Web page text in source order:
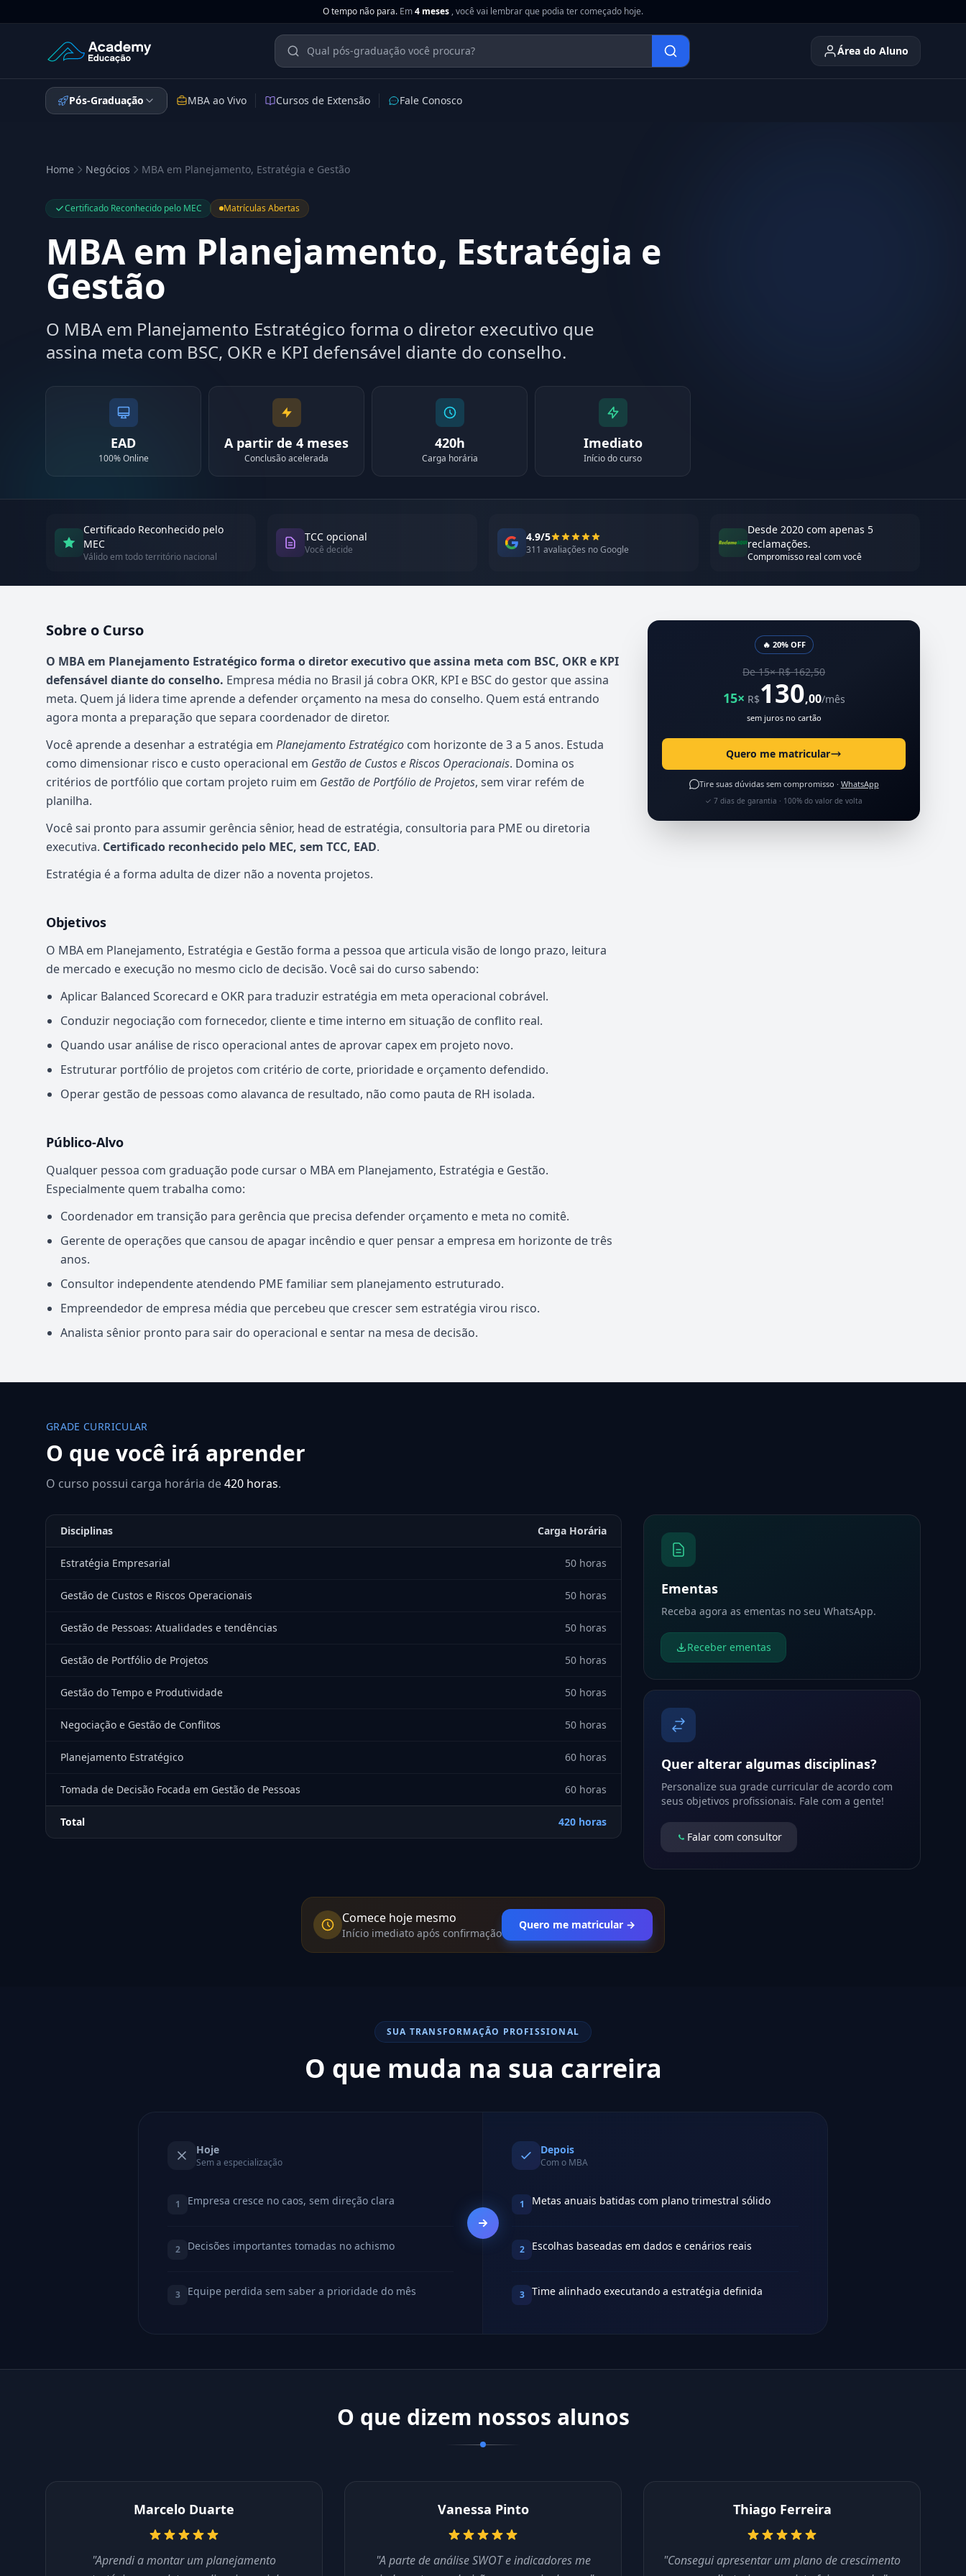
O tempo não para. Em4 meses , você vai lembrar que podia ter começado hoje.
Academy Educação — Página Inicial Área do Aluno
Pós-Graduação MBA ao Vivo Cursos de Extensão Fale Conosco
Home Negócios MBA em Planejamento, Estratégia e Gestão
Certificado Reconhecido pelo MEC Matrículas Abertas
MBA em Planejamento, Estratégia e
Gestão
O MBA em Planejamento Estratégico forma o diretor executivo que
assina meta com BSC, OKR e KPI defensável diante do conselho.
EAD
100% Online
A partir de 4 meses
Conclusão acelerada
420h
Carga horária
Imediato
Início do curso
Certificado Reconhecido pelo
MEC
Válido em todo território nacional
TCC opcional
Você decide
4.9/5
311 avaliações no Google
Desde 2020 com apenas 5
reclamações.
Compromisso real com você
Sobre o Curso
Atualizado em abril de 2026
O MBA em Planejamento Estratégico forma o diretor executivo que assina meta com BSC, OKR e KPI
defensável diante do conselho. Empresa média no Brasil já cobra OKR, KPI e BSC do gestor que assina
meta. Quem já lidera time aprende a defender orçamento na mesa do conselho. Quem está entrando
agora monta a preparação que separa coordenador de diretor.
Você aprende a desenhar a estratégia em Planejamento Estratégico com horizonte de 3 a 5 anos. Estuda
como dimensionar risco e custo operacional em Gestão de Custos e Riscos Operacionais. Domina os
critérios de portfólio que cortam projeto ruim em Gestão de Portfólio de Projetos, sem virar refém de
planilha.
Você sai pronto para assumir gerência sênior, head de estratégia, consultoria para PME ou diretoria
executiva. Certificado reconhecido pelo MEC, sem TCC, EAD.
Estratégia é a forma adulta de dizer não a noventa projetos.
Objetivos
O MBA em Planejamento, Estratégia e Gestão forma a pessoa que articula visão de longo prazo, leitura
de mercado e execução no mesmo ciclo de decisão. Você sai do curso sabendo:
Aplicar Balanced Scorecard e OKR para traduzir estratégia em meta operacional cobrável.
Conduzir negociação com fornecedor, cliente e time interno em situação de conflito real.
Quando usar análise de risco operacional antes de aprovar capex em projeto novo.
Estruturar portfólio de projetos com critério de corte, prioridade e orçamento defendido.
Operar gestão de pessoas como alavanca de resultado, não como pauta de RH isolada.
Público-Alvo
Qualquer pessoa com graduação pode cursar o MBA em Planejamento, Estratégia e Gestão.
Especialmente quem trabalha como:
Coordenador em transição para gerência que precisa defender orçamento e meta no comitê.
Gerente de operações que cansou de apagar incêndio e quer pensar a empresa em horizonte de três
anos.
Consultor independente atendendo PME familiar sem planejamento estruturado.
Empreendedor de empresa média que percebeu que crescer sem estratégia virou risco.
Analista sênior pronto para sair do operacional e sentar na mesa de decisão.
🔥 20% OFF
De 15× R$ 162,50
15× R$130,00/mês
sem juros no cartão
Quero me matricular
Tire suas dúvidas sem compromisso · WhatsApp
✓ 7 dias de garantia · 100% do valor de volta
GRADE CURRICULAR
O que você irá aprender
O curso possui carga horária de420 horas.
Disciplinas Carga Horária
Estratégia Empresarial 50 horas
Gestão de Custos e Riscos Operacionais 50 horas
Gestão de Pessoas: Atualidades e tendências 50 horas
Gestão de Portfólio de Projetos 50 horas
Gestão do Tempo e Produtividade 50 horas
Negociação e Gestão de Conflitos 50 horas
Planejamento Estratégico 60 horas
Tomada de Decisão Focada em Gestão de Pessoas 60 horas
Total 420 horas
Ementas
Receba agora as ementas no seu WhatsApp.
Receber ementas
Quer alterar algumas disciplinas?
Personalize sua grade curricular de acordo com
seus objetivos profissionais. Fale com a gente!
Falar com consultor
Comece hoje mesmo
Início imediato após confirmação
Quero me matricular →
SUA TRANSFORMAÇÃO PROFISSIONAL
O que muda na sua carreira
Hoje
Sem a especialização
1 Empresa cresce no caos, sem direção clara
2 Decisões importantes tomadas no achismo
3 Equipe perdida sem saber a prioridade do mês
Depois
Com o MBA
1 Metas anuais batidas com plano trimestral sólido
2 Escolhas baseadas em dados e cenários reais
3 Time alinhado executando a estratégia definida
O que dizem nossos alunos
Marcelo Duarte
"Aprendi a montar um planejamento
Vanessa Pinto
"A parte de análise SWOT e indicadores me
Thiago Ferreira
"Consegui apresentar um plano de crescimento